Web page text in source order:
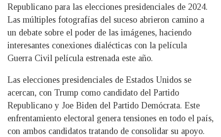
Republicano para las elecciones presidenciales de 2024.
Las múltiples fotografías del suceso abrieron camino a
un debate sobre el poder de las imágenes, haciendo
interesantes conexiones dialécticas con la película
Guerra Civil película estrenada este año.
Las elecciones presidenciales de Estados Unidos se
acercan, con Trump como candidato del Partido
Republicano y Joe Biden del Partido Demócrata. Este
enfrentamiento electoral genera tensiones en todo el país,
con ambos candidatos tratando de consolidar su apoyo.